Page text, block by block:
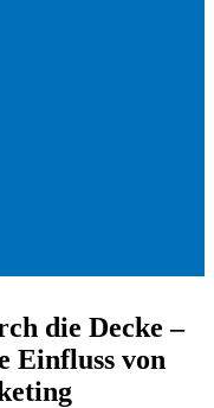
die Decke –
Einfluss von